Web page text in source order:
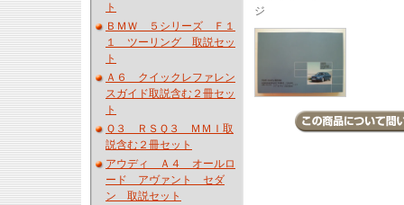
ト
ＢＭＷ ５シリーズ Ｆ１
１ ツーリング 取説セッ
ト
Ａ６ クイックレファレン
スガイド取説含む２冊セッ
ト
Ｑ３ ＲＳＱ３ ＭＭＩ取
説含む２冊セット
アウディ Ａ４ オールロ
ード アヴァント セダ
ン 取説セット
ジ